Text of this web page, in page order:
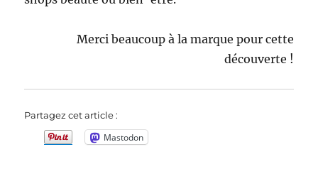
Merci beaucoup à la marque pour cette
découverte !
Partagez cet article :
Mastodon